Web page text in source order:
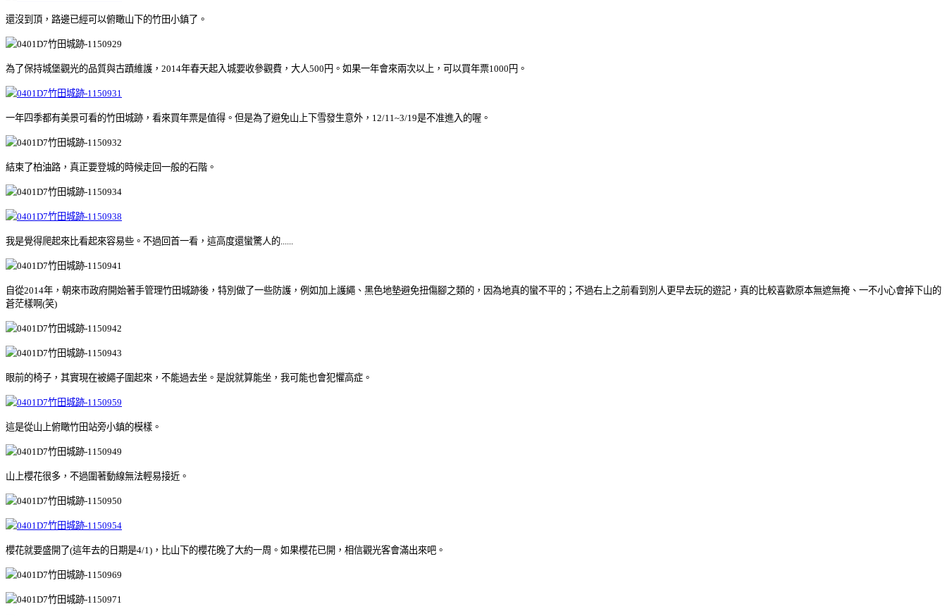
還沒到頂，路邊已經可以俯瞰山下的竹田小鎮了。
為了保持城堡觀光的品質與古蹟維護，2014年春天起入城要收參觀費，大人500円。如果一年會來兩次以上，可以買年票1000円。
一年四季都有美景可看的竹田城跡，看來買年票是值得。但是為了避免山上下雪發生意外，12/11~3/19是不准進入的喔。
結束了柏油路，真正要登城的時候走回一般的石階。
我是覺得爬起來比看起來容易些。不過回首一看，這高度還蠻驚人的......
自從2014年，朝來市政府開始著手管理竹田城跡後，特別做了一些防護，例如加上護繩、黑色地墊避免扭傷腳之類的，因為地真的蠻不平的；不過右上之前看到別人更早去玩的遊記，真的比較喜歡原本無遮無掩、一不小心會掉下山的
蒼茫樣啊(笑)
眼前的椅子，其實現在被繩子圍起來，不能過去坐。是說就算能坐，我可能也會犯懼高症。
這是從山上俯瞰竹田站旁小鎮的模樣。
山上櫻花很多，不過圍著動線無法輕易接近。
櫻花就要盛開了(這年去的日期是4/1)，比山下的櫻花晚了大約一周。如果櫻花已開，相信觀光客會滿出來吧。